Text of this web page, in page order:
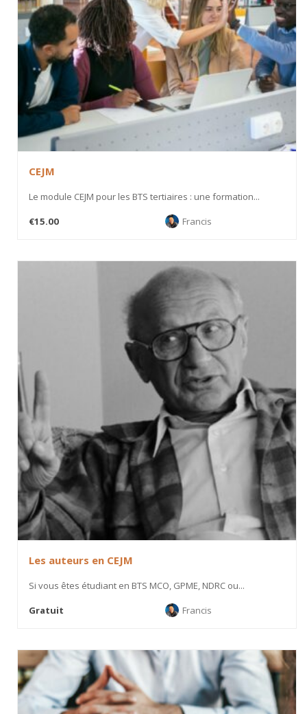
CEJM
Le module CEJM pour les BTS tertiaires : une formation...
€15.00
Francis
Les auteurs en CEJM
Si vous êtes étudiant en BTS MCO, GPME, NDRC ou...
Gratuit
Francis